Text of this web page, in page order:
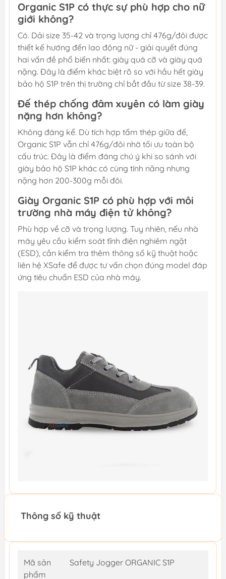
Organic S1P có thực sự phù hợp cho nữ
giới không?
Có. Dải size 35-42 và trọng lượng chỉ 476g/đôi được
thiết kế hướng đến lao động nữ - giải quyết đúng
hai vấn đề phổ biến nhất: giày quá cỡ và giày quá
nặng. Đây là điểm khác biệt rõ so với hầu hết giày
bảo hộ S1P trên thị trường chỉ bắt đầu từ size 38-39.
Đế thép chống đâm xuyên có làm giày
nặng hơn không?
Không đáng kể. Dù tích hợp tấm thép giữa đế,
Organic S1P vẫn chỉ 476g/đôi nhờ tối ưu toàn bộ
cấu trúc. Đây là điểm đáng chú ý khi so sánh với
giày bảo hộ S1P khác có cùng tính năng nhưng
nặng hơn 200-300g mỗi đôi.
Giày Organic S1P có phù hợp với môi
trường nhà máy điện tử không?
Phù hợp về cỡ và trọng lượng. Tuy nhiên, nếu nhà
máy yêu cầu kiểm soát tĩnh điện nghiêm ngặt
(ESD), cần kiểm tra thêm thông số kỹ thuật hoặc
liên hệ XSafe để được tư vấn chọn đúng model đáp
ứng tiêu chuẩn ESD của nhà máy.
Thông số kỹ thuật
Mã sản
phẩm
Safety Jogger ORGANIC S1P